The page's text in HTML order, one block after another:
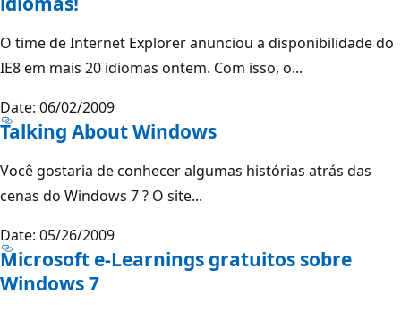
O time de Internet Explorer anunciou a disponibilidade do
IE8 em mais 20 idiomas ontem. Com isso, o...
Date: 06/02/2009
Talking About Windows
Você gostaria de conhecer algumas histórias atrás das
cenas do Windows 7 ? O site...
Date: 05/26/2009
Microsoft e-Learnings gratuitos sobre
Windows 7